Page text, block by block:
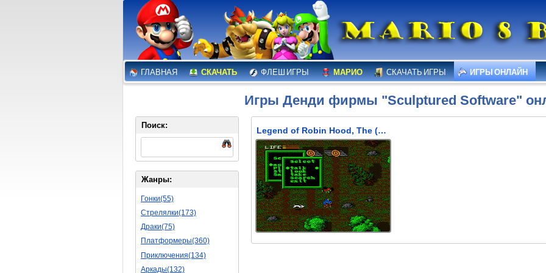
ГЛАВНАЯ СКАЧАТЬ ФЛЕШ ИГРЫ МАРИО СКАЧАТЬ ИГРЫ ИГРЫ ОНЛАЙН
Игры Денди фирмы "Sculptured Software"
Legend of Robin Hood, The (Легенда о Робин Гуде)
Поиск:
Жанры:
Гонки(55)
Стрелялки(173)
Драки(75)
Платформеры(360)
Приключения(134)
Аркады(132)